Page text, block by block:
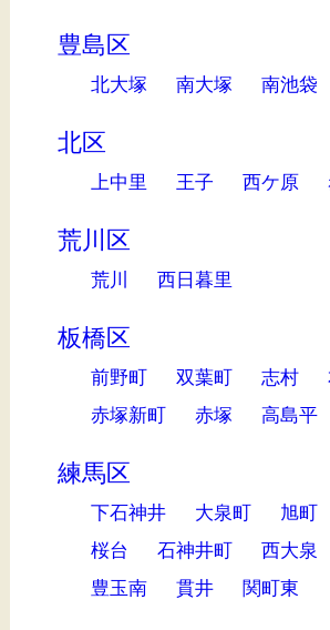
豊島区
北大塚 南大塚 南池袋
北区
上中里 王子 西ケ原
荒川区
荒川 西日暮里
板橋区
前野町 双葉町 志村
赤塚新町
赤塚 高島平
練馬区
下石神井 大泉町 旭町
桜台
石神井町 西大泉
豊玉南
貫井 関町東